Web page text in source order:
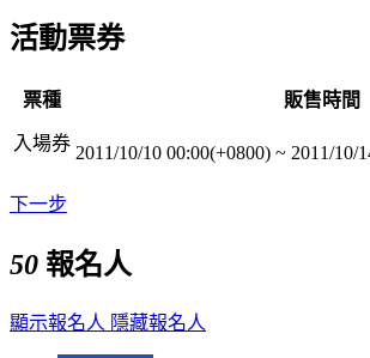
活動票券
票種 販售時間
入場券 2011/10/10 00:00(+0800) ~ 2011/10/
下一步
50 報名人
顯示報名人 隱藏報名人